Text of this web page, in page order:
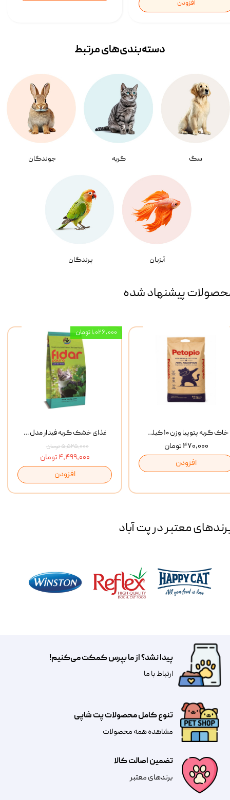
افزودن
سگ گربه جوندگان
آبزیان پرندگان
دسته‌بندی‌‌های مرتبط
پیشنهاد شده
غذای خشک گربه فیدار مدل Adult وزن 10 کیلوگرم
۵,۵۲۵,۰۰۰ تومان
۴,۴۹۹,۰۰۰ تومان
افزودن
۱,۰۲۶,۰۰۰ تومان
خاک گربه پتوپیا وزن ۱۰ کیلوگرم
۴۷۰,۰۰۰ تومان
افزودن
معتبر در پت آباد
تضمین اصالت کالا
​​برندهای معتبر​​​​​​​
تنوع کامل محصولات پت شاپی
مشاهده همه محصولات
پیدا نشد؟ از ما بپرس کمکت می‌کنیم!
​​​ارتباط با ما